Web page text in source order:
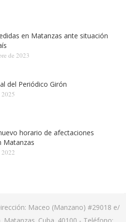
en Matanzas ante situación
de 2023
del Periódico Girón
2025
horario de afectaciones
Matanzas
Maceo (Manzano) #29018 e/
Matanzas. Cuba. 40100 - Teléfono: